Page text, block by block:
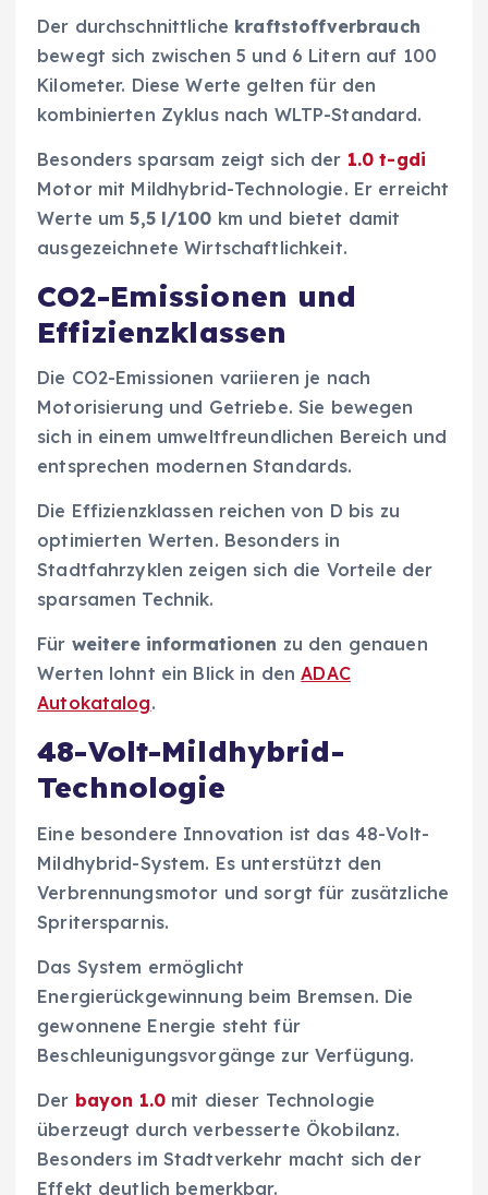
Der durchschnittliche kraftstoffverbrauch
bewegt sich zwischen 5 und 6 Litern auf 100
Kilometer. Diese Werte gelten für den
kombinierten Zyklus nach WLTP-Standard.
Besonders sparsam zeigt sich der 1.0 t-gdi
Motor mit Mildhybrid-Technologie. Er erreicht
Werte um5,5 l/100 km und bietet damit
ausgezeichnete Wirtschaftlichkeit.
CO2-Emissionen und
Effizienzklassen
Die CO2-Emissionen variieren je nach
Motorisierung und Getriebe. Sie bewegen
sich in einem umweltfreundlichen Bereich und
entsprechen modernen Standards.
Die Effizienzklassen reichen von D bis zu
optimierten Werten. Besonders in
Stadtfahrzyklen zeigen sich die Vorteile der
sparsamen Technik.
Für weitere informationen zu den genauen
Werten lohnt ein Blick in denADAC
Autokatalog.
48-Volt-Mildhybrid-
Technologie
Eine besondere Innovation ist das 48-Volt-
Mildhybrid-System. Es unterstützt den
Verbrennungsmotor und sorgt für zusätzliche
Spritersparnis.
Das System ermöglicht
Energierückgewinnung beim Bremsen. Die
gewonnene Energie steht für
Beschleunigungsvorgänge zur Verfügung.
Der bayon 1.0mit dieser Technologie
überzeugt durch verbesserte Ökobilanz.
Besonders im Stadtverkehr macht sich der
Effekt deutlich bemerkbar.